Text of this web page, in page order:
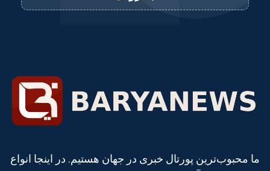
ما محبوب‌ترین پورتال خبری در جهان هستیم. در اینجا انواع